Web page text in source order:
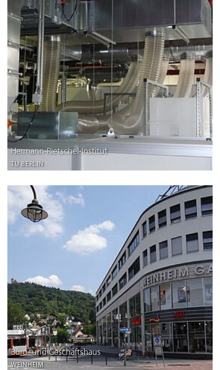
Hermann-Rietschel-Institut
TU BERLIN
Büro- und Geschäftshaus
WEINHEIM